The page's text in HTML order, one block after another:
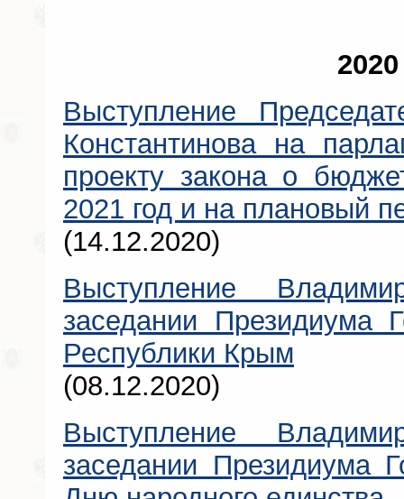
Выступление
Константинова на
проекту закона о
2021 год и на плановый
(14.12.2020)
Выступление
заседании Президиума
Республики Крым
(08.12.2020)
Выступление
заседании Президиума